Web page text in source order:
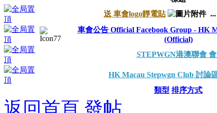
送 車會logo靜電貼
車會公告 Official Facebook Group - HK
(Official)
STEPWGN港澳聯會
HK Macau Stepwgn Club 討論
類型 排序方式
返回首頁 發帖